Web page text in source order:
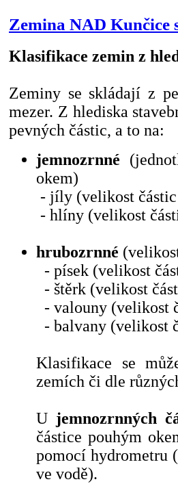
Zemina NAD Kunčice
Klasifikace zemin z
Zeminy se skládají z
mezer. Z hlediska
pevných částic, a to na:
jemnozrnné
okem)
- jíly (velikost
- hlíny (velikost
hrubozrnné
- písek (velikost
- štěrk (velikost
- valouny (velikost
- balvany (velikost
Klasifikace se
zemích či dle
U jemnozrnných
částice pouhým
pomocí hydrometru
ve vodě).